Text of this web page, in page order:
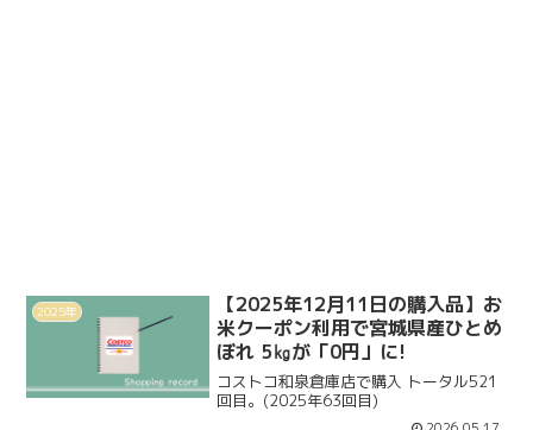
2025年
【2025年12月11日の購入品】お
米クーポン利用で宮城県産ひとめ
ぼれ 5㎏が「0円」に!
コストコ和泉倉庫店で購入 トータル521
回目。(2025年63回目)